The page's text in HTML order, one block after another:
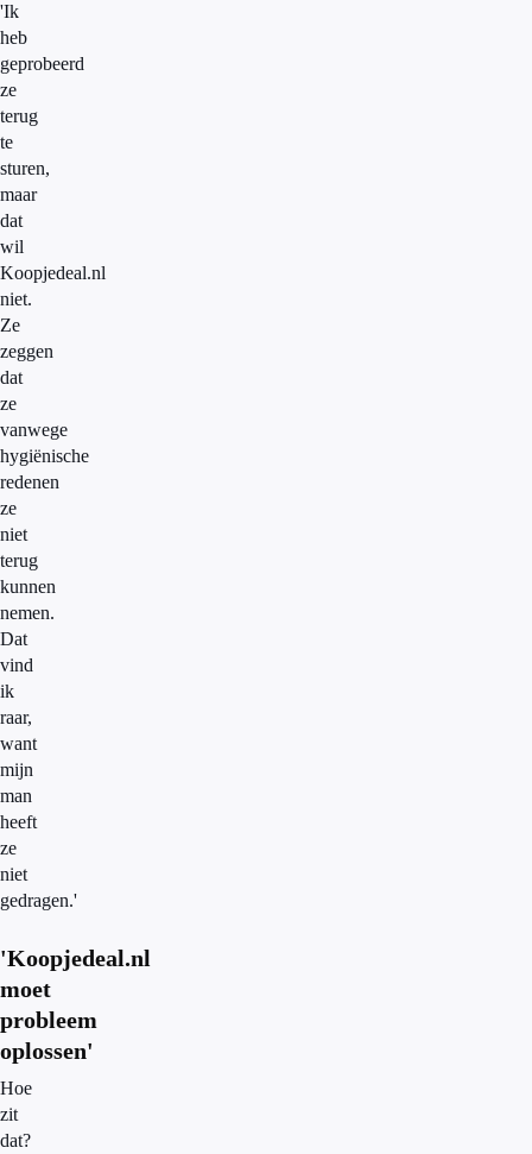
'Ik
heb
geprobeerd
ze
terug
te
sturen,
maar
dat
wil
Koopjedeal.nl
niet.
Ze
zeggen
dat
ze
vanwege
hygiënische
redenen
ze
niet
terug
kunnen
nemen.
Dat
vind
ik
raar,
want
mijn
man
heeft
ze
niet
gedragen.'
'Koopjedeal.nl
moet
probleem
oplossen'
Hoe
zit
dat?